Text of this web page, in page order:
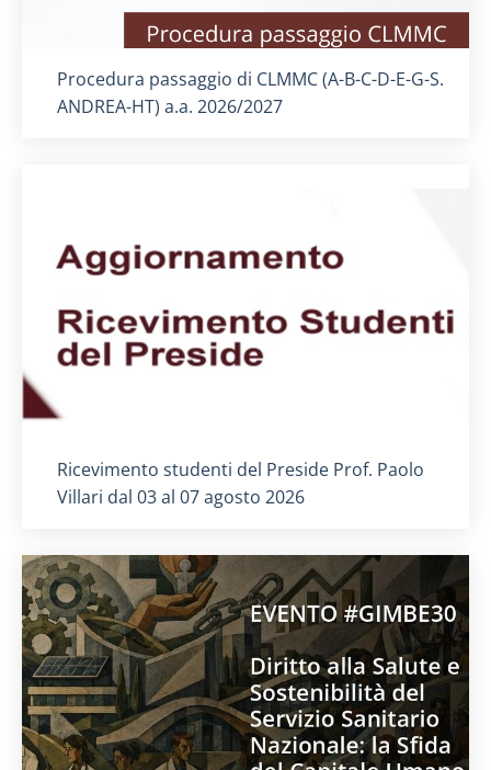
Titolo card :
Procedura passaggio di CLMMC (A-B-C-D-E-G-S.
ANDREA-HT) a.a. 2026/2027
Titolo card:
Ricevimento studenti del Preside Prof. Paolo
Villari dal 03 al 07 agosto 2026